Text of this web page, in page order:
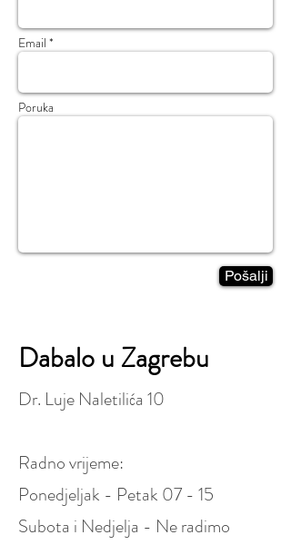
Email *
Poruka
Pošalji
Dabalo u Zagrebu
Dr. Luje Naletilića 10
Radno vrijeme:
Ponedjeljak - Petak 07 - 15
Subota i Nedjelja - Ne radimo